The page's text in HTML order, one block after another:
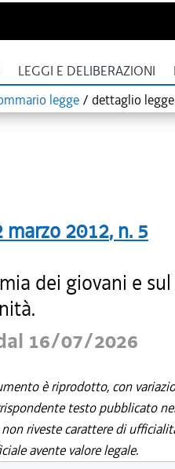
LEGGI E DELIBERAZIONI
legge / dettaglio legge
marzo 2012, n. 5
dei giovani e
16/07/2026
è riprodotto, con
testo pubblicato
riveste carattere di
avente valore legale.